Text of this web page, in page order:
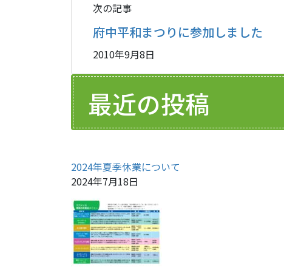
次の記事
府中平和まつりに参加しました
2010年9月8日
最近の投稿
2024年夏季休業について
2024年7月18日